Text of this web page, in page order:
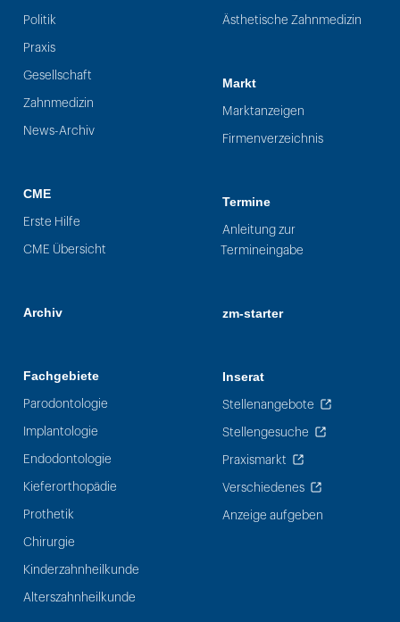
Politik
Praxis
Gesellschaft
Zahnmedizin
News-Archiv
CME
Erste Hilfe
CME Übersicht
Archiv
Fachgebiete
Parodontologie
Implantologie
Endodontologie
Kieferorthopädie
Prothetik
Chirurgie
Kinderzahnheilkunde
Alterszahnheilkunde
Ästhetische Zahnmedizin
Markt
Marktanzeigen
Firmenverzeichnis
Termine
Anleitung zur
Termineingabe
zm-starter
Inserat
Stellenangebote
Stellengesuche
Praxismarkt
Verschiedenes
Anzeige aufgeben